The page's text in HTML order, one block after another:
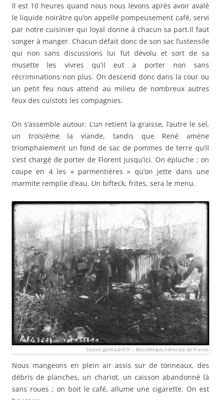
Il est 10 heures quand nous nous levons après avoir avalé
le liquide noirâtre qu’on appelle pompeusement café, servi
par notre cuisinier qui loyal donne à chacun sa part.Il faut
songer à manger. Chacun défait donc de son sac l’ustensile
qui non sans discussions lui fut dévolu et sort de sa
musette les vivres qu’il eut a porter non sans
récriminations non plus. On descend donc dans la cour ou
un petit feu nous attend au milieu de nombreux autres
feux des cuistots les compagnies.
On s’assemble autour. L’un retient la graisse, l’autre le sel,
un troisième la viande, tandis que René amène
triomphalement un fond de sac de pommes de terre qu’il
s’est chargé de porter de Florent jusqu’ici. On épluche ; on
coupe en 4 les « parmentières » qu’on jette dans une
marmite remplie d’eau. Un bifteck, frites, sera le menu.
Nous mangeons en plein air assis sur de tonneaux, des
débris de planches, un chariot, un caisson abandonné là
sans roues ; on boit le café, allume une cigarette. On est